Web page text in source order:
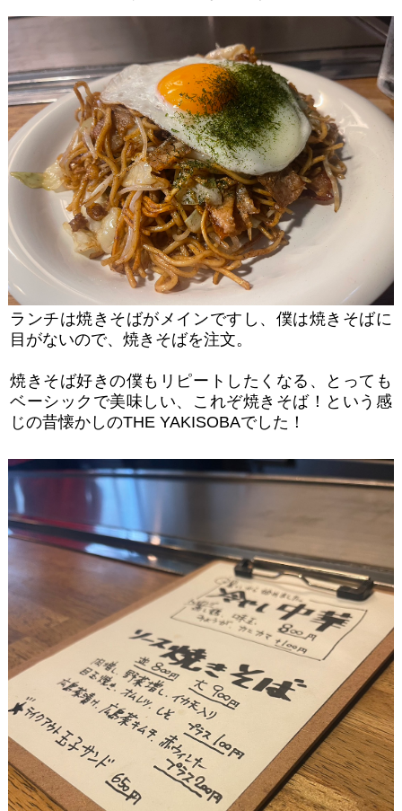
ランチは焼きそばがメインですし、僕は焼きそばに
目がないので、焼きそばを注文。
焼きそば好きの僕もリピートしたくなる、とっても
ベーシックで美味しい、これぞ焼きそば！という感
じの昔懐かしのTHE YAKISOBAでした！